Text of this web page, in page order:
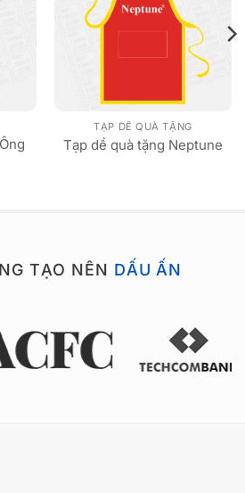
TẠP DỀ QUÀ TẶNG
Tạp dề quà tặng Neptune
TẠO NÊN DẤU ẤN